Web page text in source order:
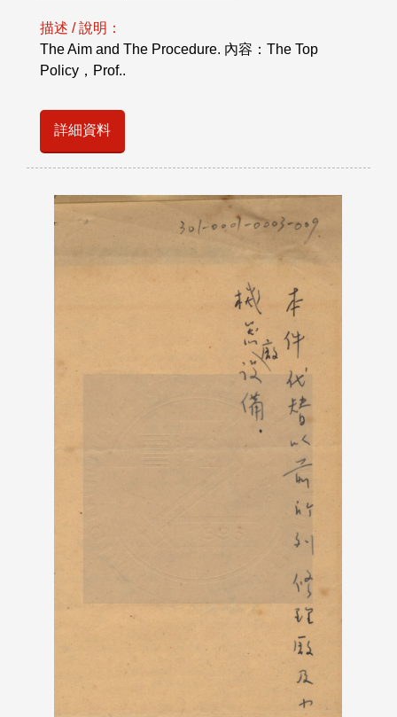
描述 / 說明：
The Aim and The Procedure. 內容：The Top
Policy，Prof..
詳細資料